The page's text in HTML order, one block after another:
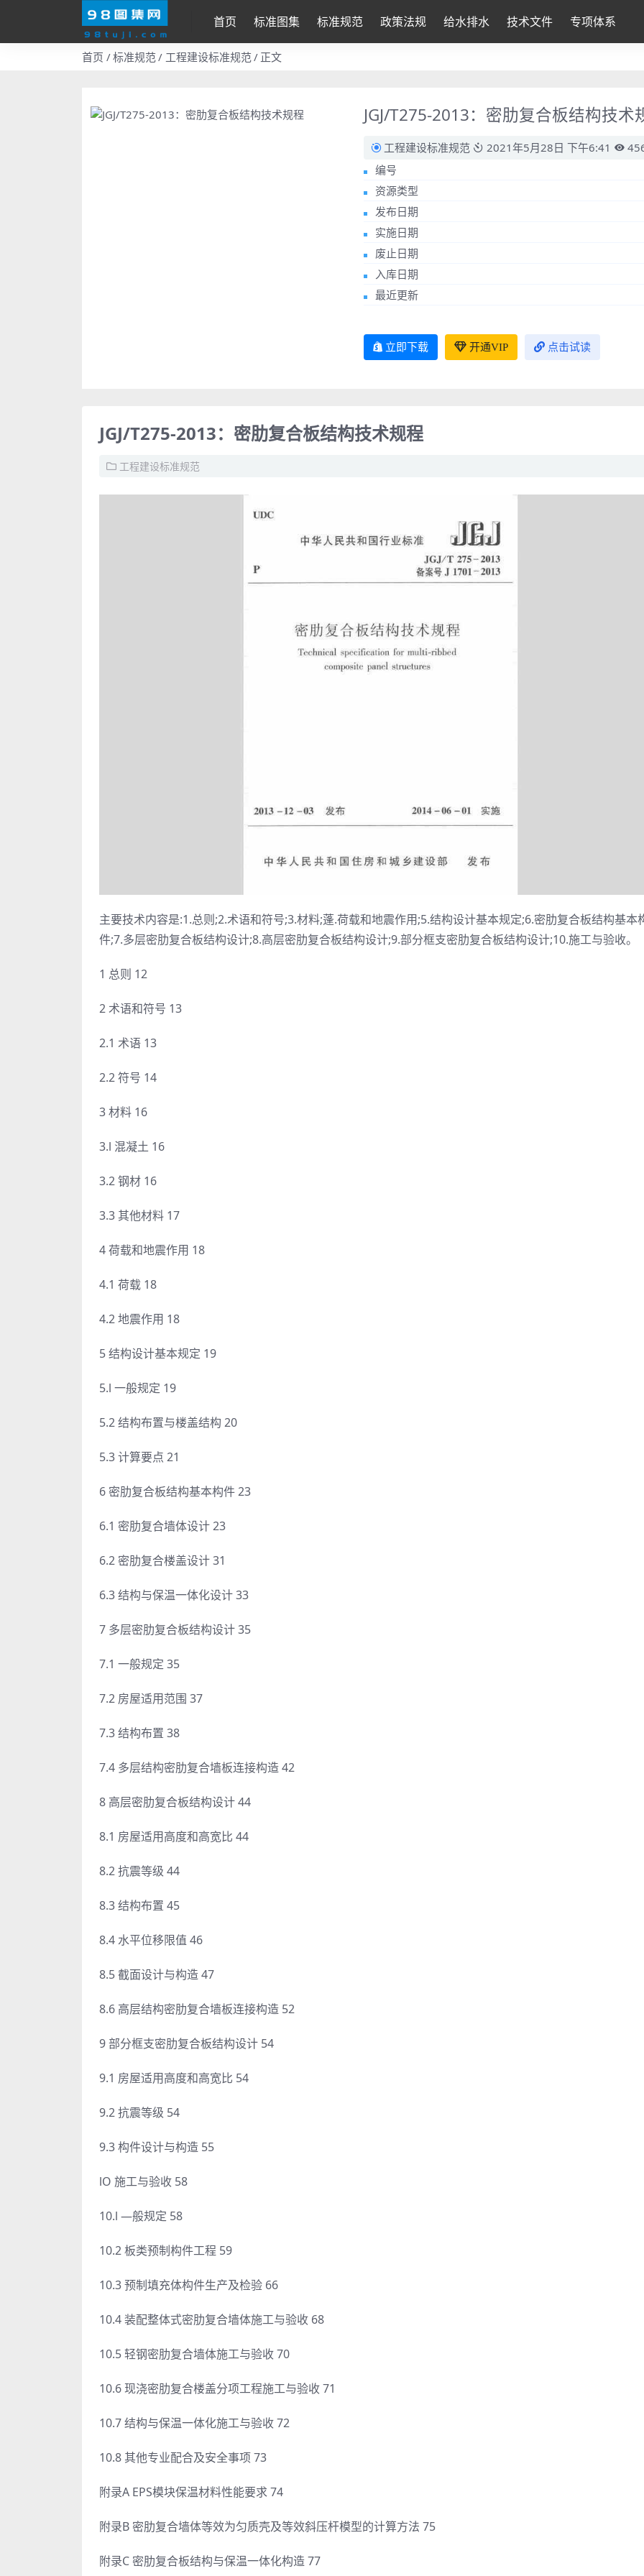
首页 标准图集 标准规范 政策法规 给水排水 技术文件 专项体系
首页 标准规范 工程建设标准规范 正文
JGJ/T275-2013：密肋复合板结构技术
工程建设标准规范 2021年5月28日 下午6:41
编号
资源类型
发布日期
实施日期
废止日期
入库日期
最近更新
立即下载 开通VIP 点击试读
JGJ/T275-2013：密肋复合板结构技术规程
工程建设标准规范
主要技术内容是:1.总则;2.术语和符号;3.材料;蓬.荷载和地震作用;5.结构设计基本规定;6.密肋复合板结构基本
件;7.多层密肋复合板结构设计;8.高层密肋复合板结构设计;9.部分框支密肋复合板结构设计;10.施工与验收。
1 总则 12
2 术语和符号 13
2.1 术语 13
2.2 符号 14
3 材料 16
3.l 混凝土 16
3.2 钢材 16
3.3 其他材料 17
4 荷载和地震作用 18
4.1 荷载 18
4.2 地震作用 18
5 结构设计基本规定 19
5.l 一般规定 19
5.2 结构布置与楼盖结构 20
5.3 计算要点 21
6 密肋复合板结构基本构件 23
6.1 密肋复合墙体设计 23
6.2 密肋复合楼盖设计 31
6.3 结构与保温一体化设计 33
7 多层密肋复合板结构设计 35
7.1 一般规定 35
7.2 房屋适用范围 37
7.3 结构布置 38
7.4 多层结构密肋复合墙板连接构造 42
8 高层密肋复合板结构设计 44
8.1 房屋适用高度和高宽比 44
8.2 抗震等级 44
8.3 结构布置 45
8.4 水平位移限值 46
8.5 截面设计与构造 47
8.6 高层结构密肋复合墙板连接构造 52
9 部分框支密肋复合板结构设计 54
9.1 房屋适用高度和高宽比 54
9.2 抗震等级 54
9.3 构件设计与构造 55
lO 施工与验收 58
10.l —般规定 58
10.2 板类预制构件工程 59
10.3 预制填充体构件生产及检验 66
10.4 装配整体式密肋复合墙体施工与验收 68
10.5 轻钢密肋复合墙体施工与验收 70
10.6 现浇密肋复合楼盖分项工程施工与验收 71
10.7 结构与保温一体化施工与验收 72
10.8 其他专业配合及安全事项 73
附录A EPS模块保温材料性能要求 74
附录B 密肋复合墙体等效为匀质壳及等效斜压杆模型的计算方法 75
附录C 密肋复合板结构与保温一体化构造 77